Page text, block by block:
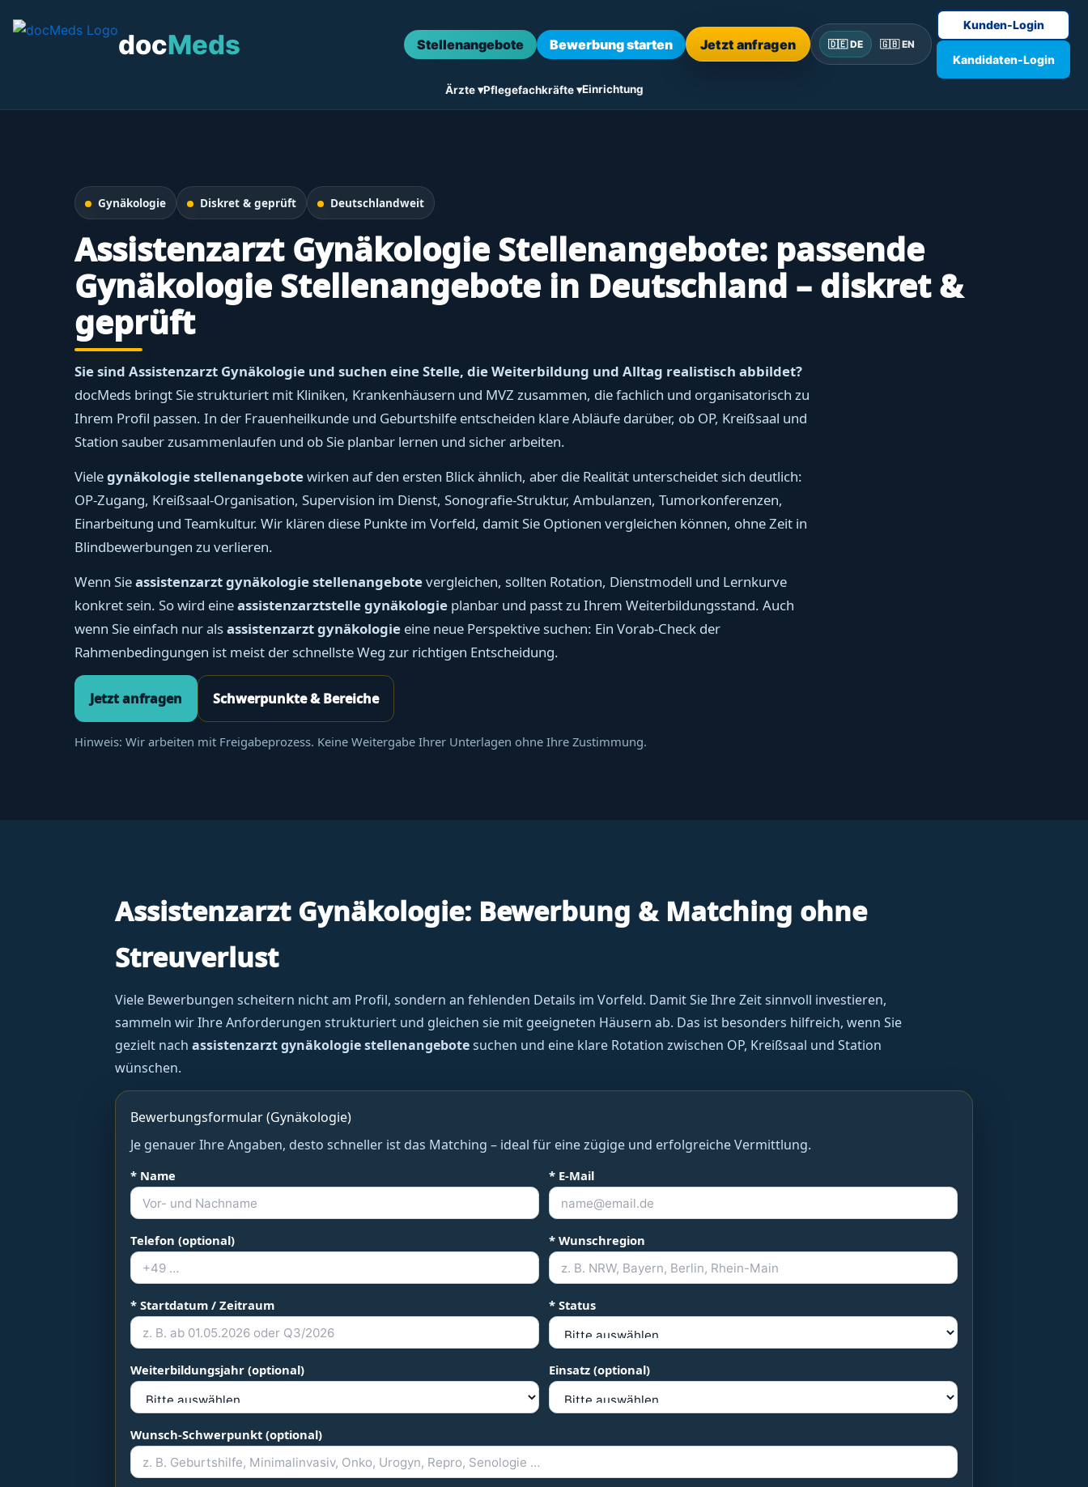
Inhalt
docMeds
Ärzte ▾Pflegefachkräfte ▾Einrichtung
Stellenangebote Bewerbung starten Jetzt anfragen 🇩🇪 DE 🇬🇧 EN
Kunden-Login
Kandidaten-Login
Gynäkologie Diskret & geprüft Deutschlandweit
Assistenzarzt Gynäkologie Stellenangebote: passende
Gynäkologie Stellenangebote in Deutschland – diskret &
geprüft
Sie sind Assistenzarzt Gynäkologie und suchen eine Stelle, die Weiterbildung und Alltag realistisch abbildet?
docMeds bringt Sie strukturiert mit Kliniken, Krankenhäusern und MVZ zusammen, die fachlich und organisatorisch zu
Ihrem Profil passen. In der Frauenheilkunde und Geburtshilfe entscheiden klare Abläufe darüber, ob OP, Kreißsaal und
Station sauber zusammenlaufen und ob Sie planbar lernen und sicher arbeiten.
Vielegynäkologie stellenangebotewirken auf den ersten Blick ähnlich, aber die Realität unterscheidet sich deutlich:
OP-Zugang, Kreißsaal-Organisation, Supervision im Dienst, Sonografie-Struktur, Ambulanzen, Tumorkonferenzen,
Einarbeitung und Teamkultur. Wir klären diese Punkte im Vorfeld, damit Sie Optionen vergleichen können, ohne Zeit in
Blindbewerbungen zu verlieren.
Wenn Sieassistenzarzt gynäkologie stellenangebotevergleichen, sollten Rotation, Dienstmodell und Lernkurve
konkret sein. So wird eineassistenzarztstelle gynäkologie planbar und passt zu Ihrem Weiterbildungsstand. Auch
wenn Sie einfach nur alsassistenzarzt gynäkologie eine neue Perspektive suchen: Ein Vorab-Check der
Rahmenbedingungen ist meist der schnellste Weg zur richtigen Entscheidung.
Jetzt anfragen Schwerpunkte & Bereiche
Hinweis: Wir arbeiten mit Freigabeprozess. Keine Weitergabe Ihrer Unterlagen ohne Ihre Zustimmung.
Assistenzarzt Gynäkologie: Bewerbung & Matching ohne
Streuverlust
Viele Bewerbungen scheitern nicht am Profil, sondern an fehlenden Details im Vorfeld. Damit Sie Ihre Zeit sinnvoll investieren,
sammeln wir Ihre Anforderungen strukturiert und gleichen sie mit geeigneten Häusern ab. Das ist besonders hilfreich, wenn Sie
gezielt nach assistenzarzt gynäkologie stellenangebotesuchen und eine klare Rotation zwischen OP, Kreißsaal und Station
wünschen.
Bewerbungsformular (Gynäkologie)
Je genauer Ihre Angaben, desto schneller ist das Matching – ideal für eine zügige und erfolgreiche Vermittlung.
* Name * E-Mail
Telefon (optional) * Wunschregion
* Startdatum / Zeitraum * Status
Weiterbildungsjahr (optional) Einsatz (optional)
Wunsch-Schwerpunkt (optional)